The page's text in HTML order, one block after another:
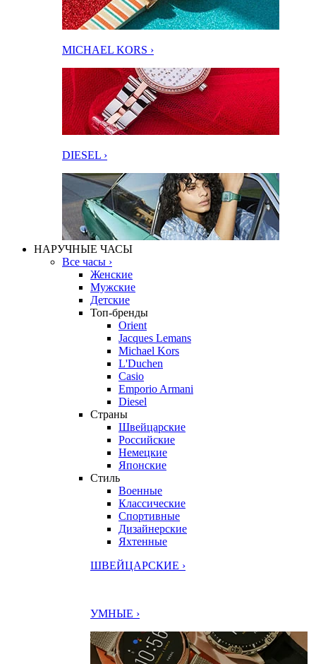
MICHAEL KORS ›
DIESEL ›
НАРУЧНЫЕ ЧАСЫ
Все часы ›
Женские
Мужские
Детские
Топ-бренды
Orient
Jacques Lemans
Michael Kors
L'Duchen
Casio
Emporio Armani
Diesel
Страны
Швейцарские
Российские
Немецкие
Японские
Стиль
Военные
Классические
Спортивные
Дизайнерские
Яхтенные
ШВЕЙЦАРСКИЕ ›
УМНЫЕ ›